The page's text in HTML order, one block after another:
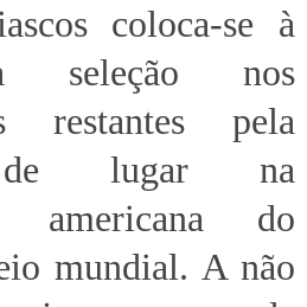
coloca-se à
seleção nos
restantes pela
de lugar na
americana do
mundial. A não